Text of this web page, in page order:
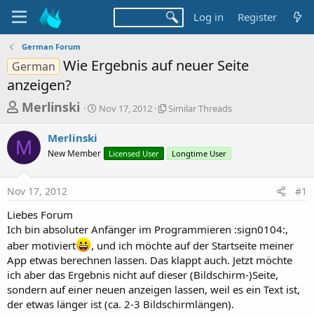
Log in Register
German Forum
German Wie Ergebnis auf neuer Seite
anzeigen?
T
r
e
a
d
s
t
a
r
t
e
Merlinski
S
t
a
Nov 17, 2012
S
r
e
a
d
s
Similar Threads
M Merlinski
New Member Licensed User Longtime User
Nov 17, 2012 #1
Liebes Forum
Ich bin absoluter Anfänger im Programmieren :sign0104:,
aber motiviert
, und ich möchte auf der Startseite meiner
App etwas berechnen lassen. Das klappt auch. Jetzt möchte
ich aber das Ergebnis nicht auf dieser (Bildschirm-)Seite,
sondern auf einer neuen anzeigen lassen, weil es ein Text ist,
der etwas länger ist (ca. 2-3 Bildschirmlängen).